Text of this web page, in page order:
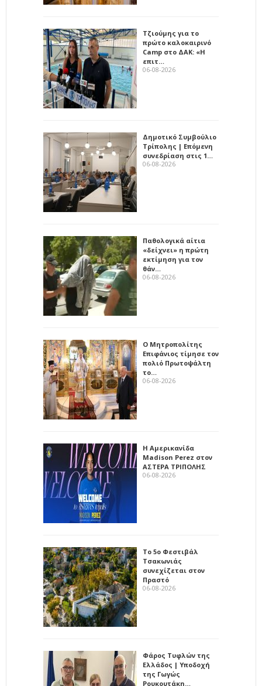
Τζιούμης για το
πρώτο καλοκαιρινό
Camp στο ΔΑΚ: «Η
επιτ…
06-08-2026
Δημοτικό Συμβούλιο
Τρίπολης | Επόμενη
συνεδρίαση στις 1…
06-08-2026
Παθολογικά αίτια
«δείχνει» η πρώτη
εκτίμηση για τον
θάν…
06-08-2026
Ο Μητροπολίτης
Επιφάνιος τίμησε τον
πολιό Πρωτοψάλτη
το…
06-08-2026
Η Αμερικανίδα
Madison Perez στον
ΑΣΤΕΡΑ ΤΡΙΠΟΛΗΣ
06-08-2026
Το 5ο Φεστιβάλ
Τσακωνιάς
συνεχίζεται στον
Πραστό
06-08-2026
Φάρος Τυφλών της
Ελλάδος | Υποδοχή
της Γωγώς
Ρουκουτάκη…